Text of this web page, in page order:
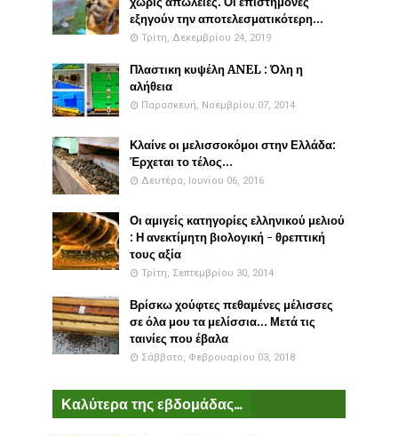
εξηγούν την αποτελεσματικότερη...
Τρίτη, Δεκεμβρίου 24, 2019
Πλαστικη κυψέλη ANEL : Όλη η
αλήθεια
Παρασκευή, Νοεμβρίου 07, 2014
Κλαίνε οι μελισσοκόμοι στην Ελλάδα:
Έρχεται το τέλος...
Δευτέρα, Ιουνίου 06, 2016
Οι αμιγείς κατηγορίες ελληνικού μελιού
: Η ανεκτίμητη βιολογική - θρεπτική
τους αξία
Τρίτη, Σεπτεμβρίου 30, 2014
Βρίσκω χούφτες πεθαμένες μέλισσες
σε όλα μου τα μελίσσια... Μετά τις
ταινίες που έβαλα
Σάββατο, Φεβρουαρίου 03, 2018
Καλύτερα της εβδομάδας...